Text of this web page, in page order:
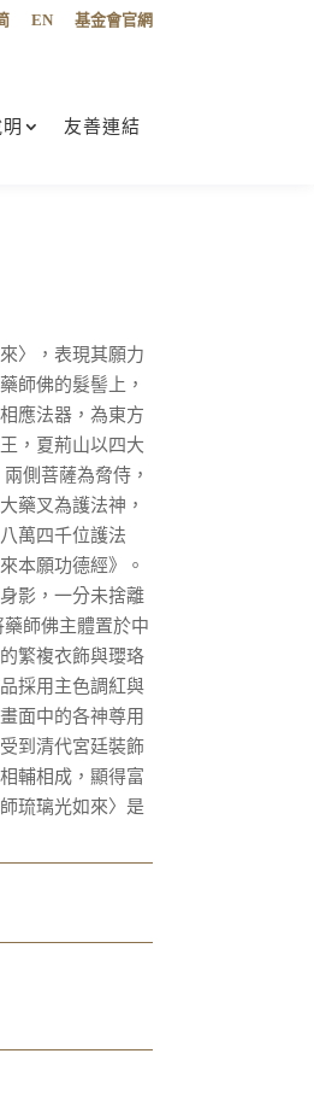
EN 基金會官網
友善連結
〉，表現其願力
師佛的髮髻上，
應法器，為東方
，夏荊山以四大
側菩薩為脅侍，
藥叉為護法神，
萬四千位護法
本願功德經》。
影，一分未捨離
師佛主體置於中
繁複衣飾與瓔珞
採用主色調紅與
面中的各神尊用
到清代宮廷裝飾
輔相成，顯得富
琉璃光如來〉是